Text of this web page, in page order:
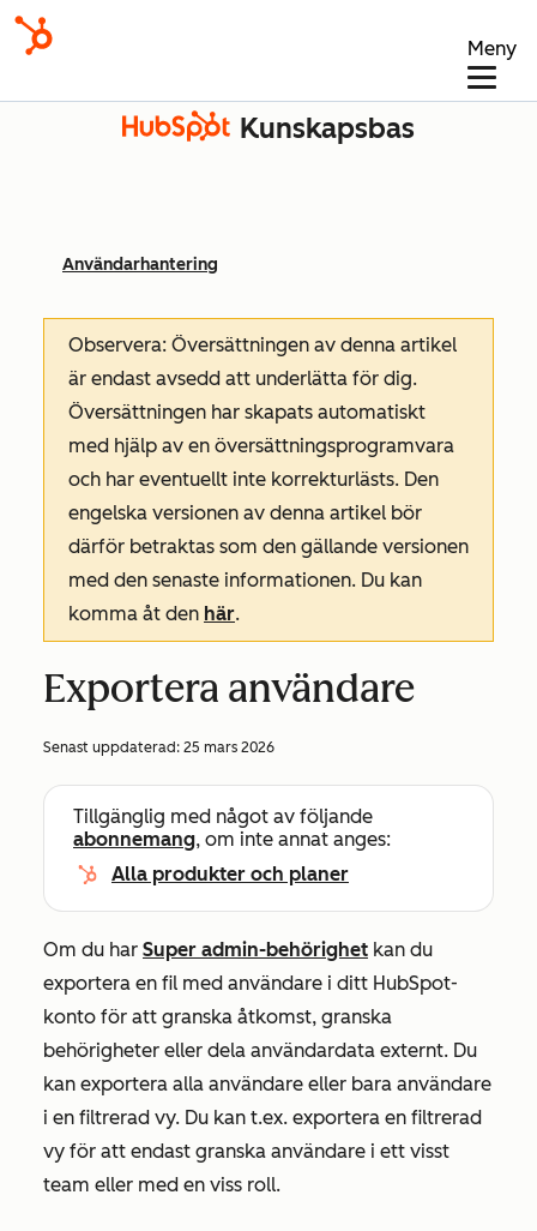
Meny
Kunskapsbas
Användarhantering
Observera: Översättningen av denna artikel
är endast avsedd att underlätta för dig.
Översättningen har skapats automatiskt
med hjälp av en översättningsprogramvara
och har eventuellt inte korrekturlästs. Den
engelska versionen av denna artikel bör
därför betraktas som den gällande versionen
med den senaste informationen. Du kan
komma åt den här.
Exportera användare
Senast uppdaterad: 25 mars 2026
Tillgänglig med något av följande
abonnemang, om inte annat anges:
Alla produkter och planer
Om du har Super admin-behörighet kan du
exportera en fil med användare i ditt HubSpot-
konto för att granska åtkomst, granska
behörigheter eller dela användardata externt. Du
kan exportera alla användare eller bara användare
i en filtrerad vy. Du kan t.ex. exportera en filtrerad
vy för att endast granska användare i ett visst
team eller med en viss roll.